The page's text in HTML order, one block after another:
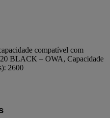
compatível com
BLACK – OWA, Capacidade
2600